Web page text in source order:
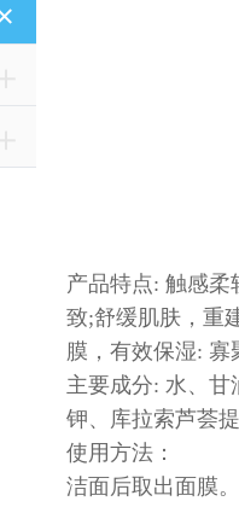
产品特点: 触感
致;舒缓肌肤，重
膜，有效保湿:
主要成分: 水、
钾、库拉索芦荟
使用方法：
洁面后取出面膜